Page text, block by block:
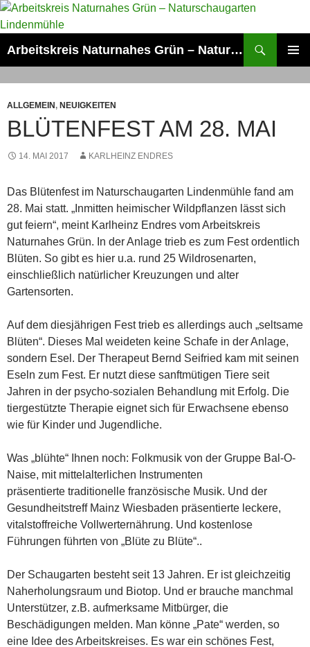
Zum
Inhalt
Arbeitskreis Naturnahes Grün – Naturschaugarten Lindenmühle
MENÜ
ALLGEMEIN , NEUIGKEITEN
BLÜTENFEST AM 28. MAI
14. MAI 2017 KARLHEINZ ENDRES
Das Blütenfest im Naturschaugarten Lindenmühle fand am
28. Mai statt. „Inmitten heimischer Wildpflanzen lässt sich
gut feiern“, meint Karlheinz Endres vom Arbeitskreis
Naturnahes Grün. In der Anlage trieb es zum Fest ordentlich
Blüten. So gibt es hier u.a. rund 25 Wildrosenarten,
einschließlich natürlicher Kreuzungen und alter
Gartensorten.
Auf dem diesjährigen Fest trieb es allerdings auch „seltsame
Blüten“. Dieses Mal weideten keine Schafe in der Anlage,
sondern Esel. Der Therapeut Bernd Seifried kam mit seinen
Eseln zum Fest. Er nutzt diese sanftmütigen Tiere seit
Jahren in der psycho-sozialen Behandlung mit Erfolg. Die
tiergestützte Therapie eignet sich für Erwachsene ebenso
wie für Kinder und Jugendliche.
Was „blühte“ Ihnen noch: Folkmusik von der Gruppe Bal-O-
Naise, mit mittelalterlichen Instrumenten
präsentierte traditionelle französische Musik. Und der
Gesundheitstreff Mainz Wiesbaden präsentierte leckere,
vitalstoffreiche Vollwerternährung. Und kostenlose
Führungen führten von „Blüte zu Blüte“..
Der Schaugarten besteht seit 13 Jahren. Er ist gleichzeitig
Naherholungsraum und Biotop. Und er brauche manchmal
Unterstützer, z.B. aufmerksame Mitbürger, die
Beschädigungen melden. Man könne „Pate“ werden, so
eine Idee des Arbeitskreises. Es war ein schönes Fest,